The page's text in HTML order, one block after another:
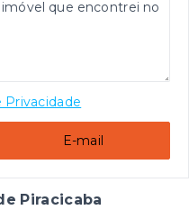
Privacidade
E-mail
Piracicaba